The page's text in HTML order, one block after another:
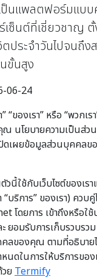
นแพลตฟอร์มแบบ
เซ็นต์ที่เชี่ยวชาญ
ประจำวันไปจนถึ
ขั้นสูง
06-24
“ของเรา” หรือ “พวกเ
นโยบายความเป็นส่ว
ปิดเผยข้อมูลส่วนบุคคล
นี้ใช้กับเว็บไซต์ของเร
“บริการ” ของเรา) คว
โดยการ เข้าถึงหรือใช้
ยอมรับการเก็บรวบรว
ลของคุณ ตามที่อธิบาย
นดในการให้บริการของ
ยTermify